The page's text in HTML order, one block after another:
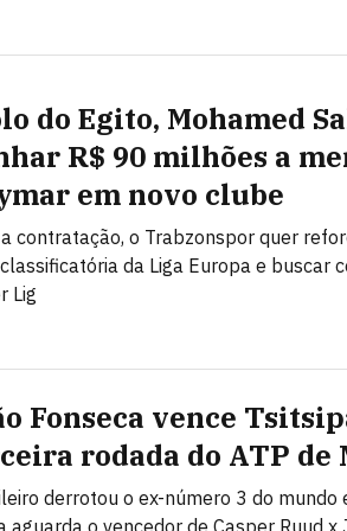
do Egito, Mohamed
R$ 90 milhões a
em novo clube
contratação, o Trabzonspor quer
da Liga Europa e buscar
Lig
Fonseca vence
rodada do ATP de
derrotou o ex-número 3 do mundo
aguarda o vencedor de Casper Ruud x